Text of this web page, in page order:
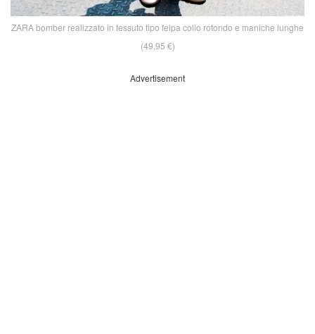
ZARA bomber realizzato in tessuto tipo felpa collo rotondo e maniche lunghe
(49,95 €)
Advertisement